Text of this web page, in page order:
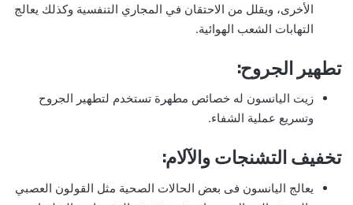
الأخرى، ويقلل من الاحتقان في المجاري التنفسية وكذلك يعالج
التهابات الشعب الهوائية.
تطهير الجروح:
زيت اليانسون له خصائص مطهرة تستخدم لتطهير الجروح
وتسريع عملية الشفاء.
تخفيف التشنجات والآلام:
يعالج اليانسون فى بعض الحالات الصحية مثل القولون العصبي